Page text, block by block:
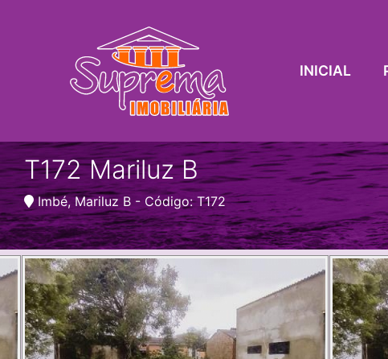
INICIAL
T172 Mariluz B
Imbé, Mariluz B - Código: T172